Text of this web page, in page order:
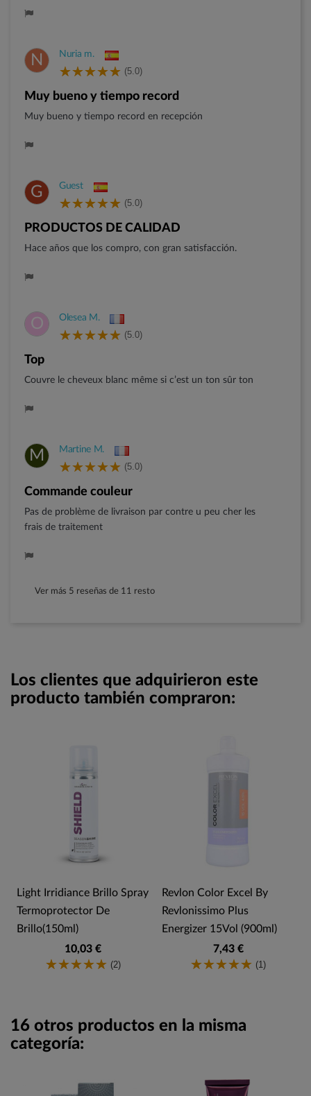
N Nuria m.
(5.0)
Muy bueno y tiempo record
Muy bueno y tiempo record en recepción
G Guest
(5.0)
PRODUCTOS DE CALIDAD
Hace años que los compro, con gran satisfacción.
O Olesea M.
(5.0)
Top
Couvre le cheveux blanc même si c’est un ton sûr ton
M Martine M.
(5.0)
Commande couleur
Pas de problème de livraison par contre u peu cher les
frais de traitement
Ver más 5 reseñas de 11 resto
Los clientes que adquirieron este
producto también compraron:
Light Irridiance Brillo Spray
Termoprotector De
Brillo(150ml)
10,03 €
(2)
Revlon Color Excel By
Revlonissimo Plus
Energizer 15Vol (900ml)
7,43 €
(1)
16 otros productos en la misma
categoría: